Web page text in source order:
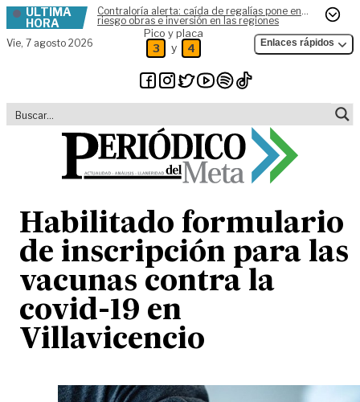
Skip to content
ÚLTIMA
HORA
Contraloría alerta: caída de regalías pone en
riesgo obras e inversión en las regiones
Vie, 7 agosto 2026
Pico y placa
3 y 4 Enlaces rápidos
Habilitado formulario
de inscripción para las
vacunas contra la
covid-19 en
Villavicencio